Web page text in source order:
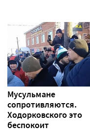
Мусульмане
сопротивляются.
Ходорковского это
беспокоит